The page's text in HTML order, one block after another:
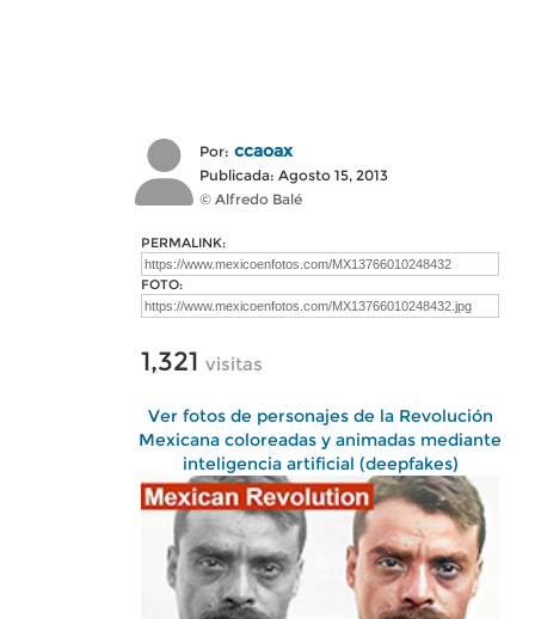
Por: ccaoax
Publicada: Agosto 15, 2013
© Alfredo Balé
PERMALINK:
FOTO:
1,321 visitas
Ver fotos de personajes de la Revolución
Mexicana coloreadas y animadas mediante
inteligencia artificial (deepfakes)